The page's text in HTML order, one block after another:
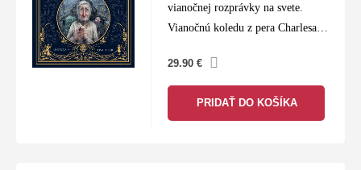
vianočnej rozprávky na svete.
Vianočnú koledu z pera Charlesa
v špeciálnom ilustrovanom
prevedení Lisy Aisato. Vianočná
koleda vyšla prvýkrát 19.
29.90€
PRIDAŤ DO KOŠÍKA